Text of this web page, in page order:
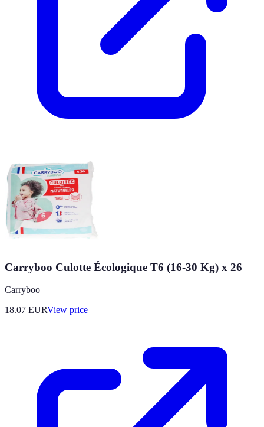
Carryboo Culotte Écologique T6 (16-30 Kg) x 26
Carryboo
18.07 EURView price